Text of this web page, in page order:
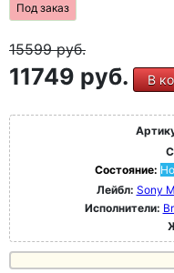
Под заказ
15599руб.
11749 руб. В
Состояние:
Лейбл: Sony
Исполнители: